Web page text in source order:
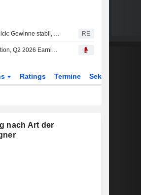
Private-Credit-Überblick: Gewinne stabil, während Ausfälle und Rückgaben hoch bleiben RE
Ares Capital Corporation, Q2 2026 Earnings Call, Jul 29, 2026
Ratings Termine Sektor
nach Art der